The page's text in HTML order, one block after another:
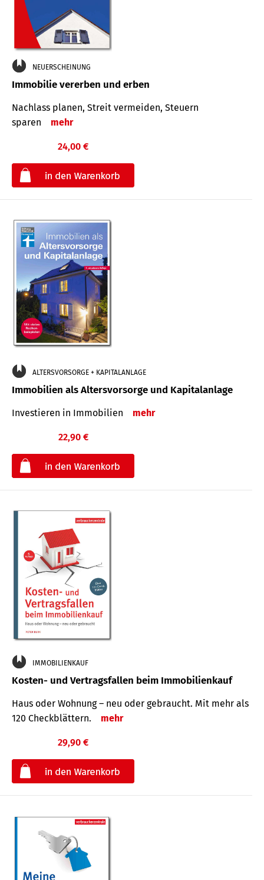
NEUERSCHEINUNG
Immobilie vererben und erben
Nachlass planen, Streit vermeiden, Steuern
sparen
mehr
24,00 €
ALTERSVORSORGE + KAPITALANLAGE
Immobilien als Altersvorsorge und Kapitalanlage
Investieren in Immobilien mehr
22,90 €
IMMOBILIENKAUF
Kosten- und Vertragsfallen beim Immobilienkauf
Haus oder Wohnung – neu oder gebraucht. Mit mehr als
120 Check­blättern.
mehr
29,90 €